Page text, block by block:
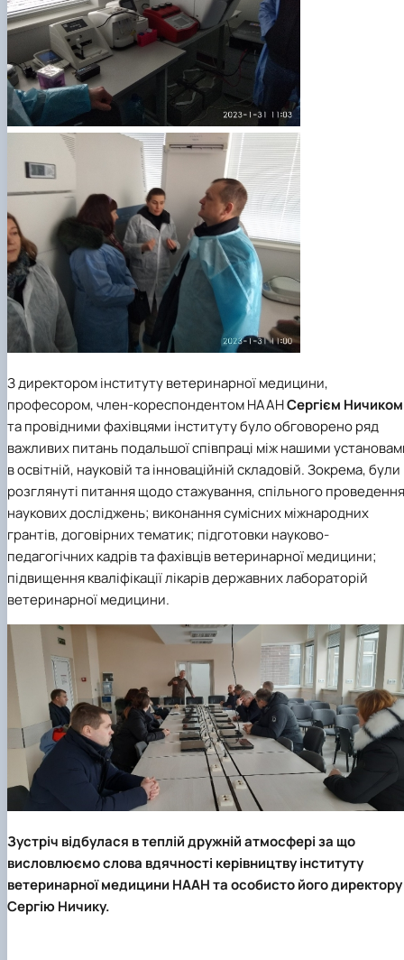
З директором інституту ветеринарної медицини,
професором, член-кореспондентом НААНСергієм Ничиком
та провідними фахівцями інституту було обговорено ряд
важливих питань подальшої співпраці між нашими
в освітній, науковій та інноваційній складовій. Зокрема, були
розглянуті питання щодо стажування, спільного проведення
наукових досліджень; виконання сумісних міжнародних
грантів, договірних тематик; підготовки науково-
педагогічних кадрів та фахівців ветеринарної медицини;
підвищення кваліфікації лікарів державних лабораторій
ветеринарної медицини.
Зустріч відбулася в теплій дружній атмосфері за що
висловлюємо слова вдячності керівництву інституту
ветеринарної медицини НААН та особисто його директору
Сергію Ничику.